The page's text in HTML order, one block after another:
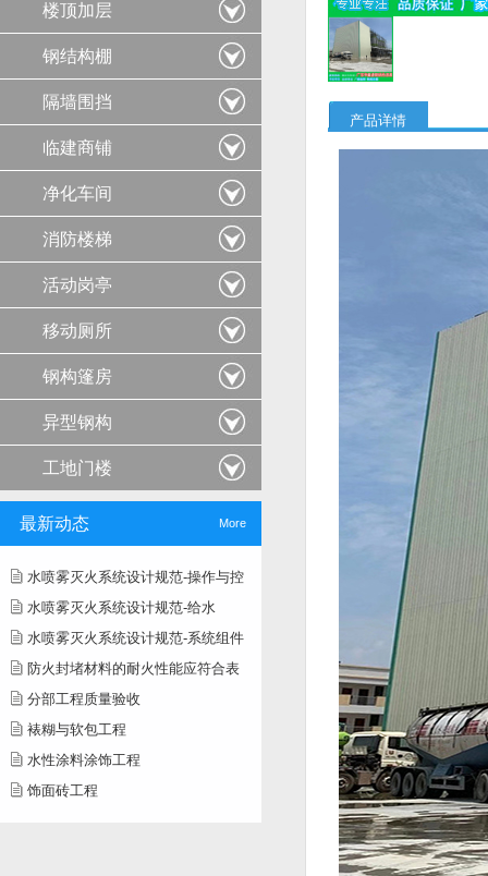
产品详情
楼顶加层
钢结构棚
隔墙围挡
临建商铺
净化车间
消防楼梯
活动岗亭
移动厕所
钢构篷房
异型钢构
工地门楼
More
最新动态
水喷雾灭火系统设计规范-操作与控
水喷雾灭火系统设计规范-给水
水喷雾灭火系统设计规范-系统组件
防火封堵材料的耐火性能应符合表
分部工程质量验收
裱糊与软包工程
水性涂料涂饰工程
饰面砖工程